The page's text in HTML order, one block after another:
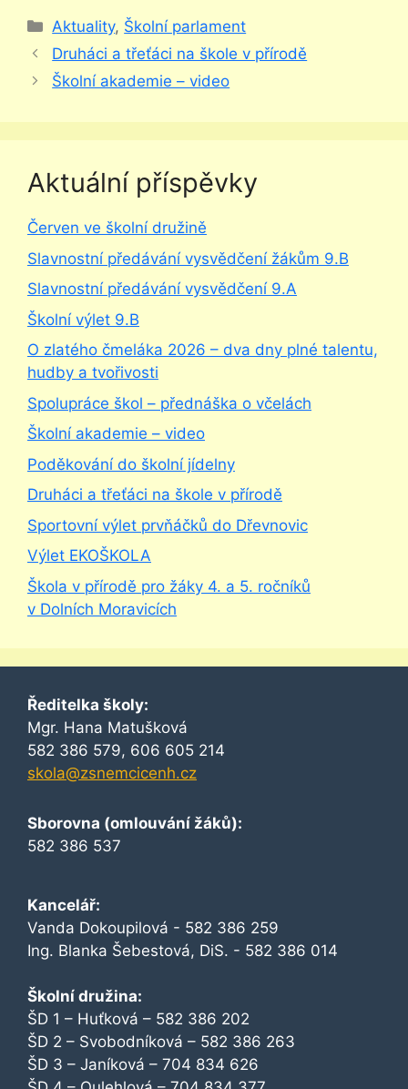
Rubriky
Aktuality, Školní parlament
Druháci a třeťáci na škole v přírodě
Školní akademie – video
Aktuální příspěvky
Červen ve školní družině
Slavnostní předávání vysvědčení žákům 9.B
Slavnostní předávání vysvědčení 9.A
Školní výlet 9.B
O zlatého čmeláka 2026 – dva dny plné talentu,
hudby a tvořivosti
Spolupráce škol – přednáška o včelách
Školní akademie – video
Poděkování do školní jídelny
Druháci a třeťáci na škole v přírodě
Sportovní výlet prvňáčků do Dřevnovic
Výlet EKOŠKOLA
Škola v přírodě pro žáky 4. a 5. ročníků
v Dolních Moravicích
Ředitelka školy:
Mgr. Hana Matušková
582 386 579, 606 605 214
skola@zsnemcicenh.cz
Sborovna (omlouvání žáků):
582 386 537
Kancelář:
Vanda Dokoupilová - 582 386 259
Ing. Blanka Šebestová, DiS. - 582 386 014
Školní družina:
ŠD 1 – Huťková – 582 386 202
ŠD 2 – Svobodníková – 582 386 263
ŠD 3 – Janíková – 704 834 626